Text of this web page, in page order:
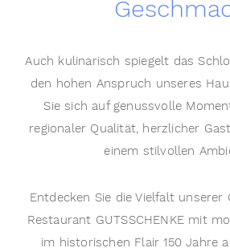
Auch kulinarisch spiegelt das
den hohen Anspruch unseres
Sie sich auf genussvolle
regionaler Qualität, herzlicher
einem stilvollen
Entdecken Sie die Vielfalt unserer
Restaurant GUTSSCHENKE mit
im historischen Flair 150 Jahre